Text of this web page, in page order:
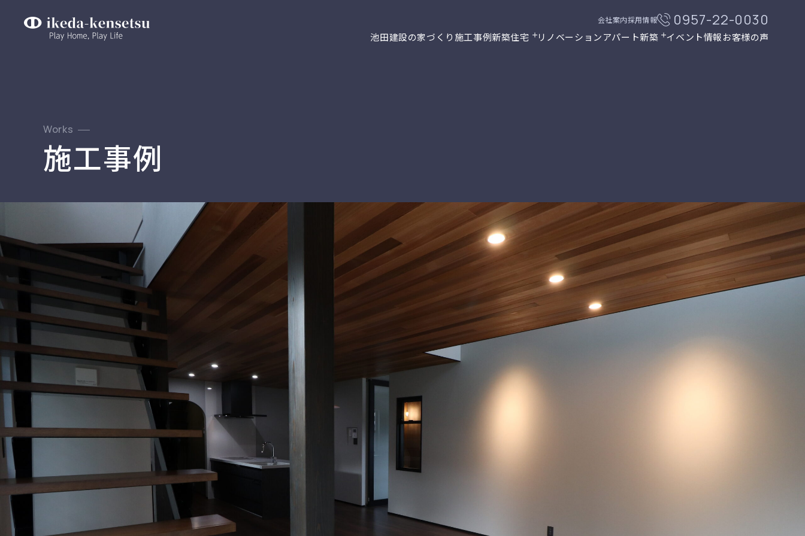
会社案内採用情報 0957-22-0030
池田建設の家づくり施工事例新築住宅 リノベーションアパート新築 イベント情報お客様の声
Works
施工事例